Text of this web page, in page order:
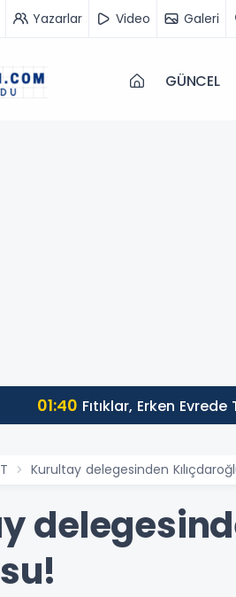
Yazarlar Video Galeri
GÜNCEL
01:40 Fıtıklar, Erken
Kurultay delegesinden